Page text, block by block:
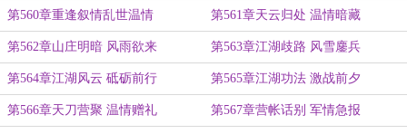
第560章重逢叙情乱世温情 第561章天云归处 温情暗藏
第562章山庄明暗 风雨欲来 第563章江湖歧路 风雪鏖兵
第564章江湖风云 砥砺前行 第565章江湖功法 激战前夕
第566章天刀营聚 温情赠礼 第567章营帐话别 军情急报